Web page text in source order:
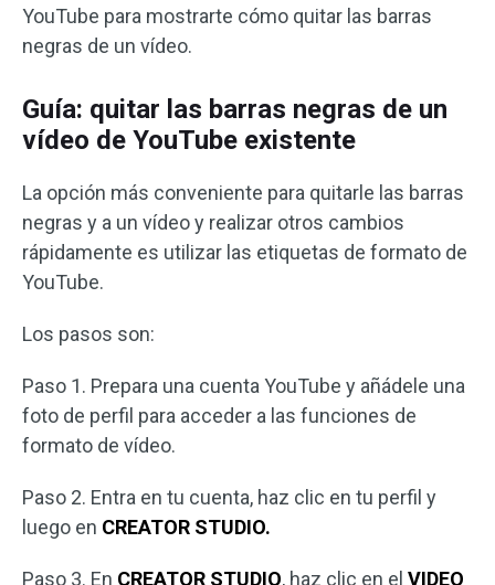
YouTube para mostrarte cómo quitar las barras
negras de un vídeo.
Guía: quitar las barras negras de un
vídeo de YouTube existente
La opción más conveniente para quitarle las barras
negras y a un vídeo y realizar otros cambios
rápidamente es utilizar las etiquetas de formato de
YouTube.
Los pasos son:
Paso 1. Prepara una cuenta YouTube y añádele una
foto de perfil para acceder a las funciones de
formato de vídeo.
Paso 2. Entra en tu cuenta, haz clic en tu perfil y
luego en CREATOR STUDIO.
Paso 3. En CREATOR STUDIO, haz clic en el VIDEO